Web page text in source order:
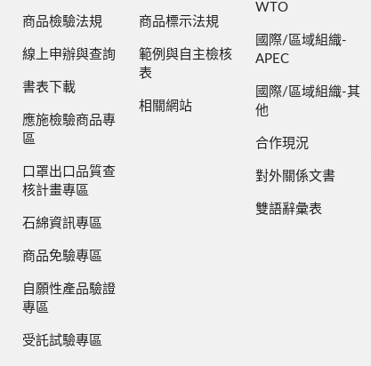
商品檢驗法規
線上申辦與查詢
書表下載
應施檢驗商品專
區
口罩出口品質查
核計畫專區
石綿資訊專區
商品免驗專區
自願性產品驗證
專區
受託試驗專區
商品標示法規
範例與自主檢核
表
相關網站
WTO
國際/區域組織-
APEC
國際/區域組織-其
他
合作現況
對外關係文書
雙語辭彙表